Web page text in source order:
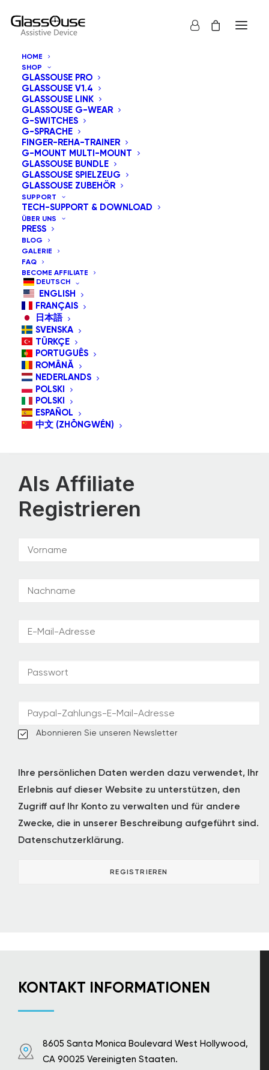
HOME
SHOP
GLASSOUSE PRO
GLASSOUSE V1.4
GLASSOUSE LINK
GLASSOUSE G-WEAR
G-SWITCHES
G-SPRACHE
FINGER-REHA-TRAINER
G-MOUNT MULTI-MOUNT
GLASSOUSE BUNDLE
GLASSOUSE SPIELZEUG
GLASSOUSE ZUBEHÖR
SUPPORT
TECH-SUPPORT & DOWNLOAD
ÜBER UNS
PRESS
BLOG
GALERIE
FAQ
BECOME AFFILIATE
DEUTSCH
ENGLISH
FRANÇAIS
日本語
SVENSKA
TÜRKÇE
PORTUGUÊS
ROMÂNĂ
NEDERLANDS
POLSKI
POLSKI
ESPAÑOL
中文 (ZHŌNGWÉN)
PARTNER-DASHBOARD
Anmelden
Benutzername oder E-Mail-Adresse
Passwort *
Angemeldet bleiben
Passwort vergessen?
Als Affiliate
Registrieren
Abonnieren Sie unseren Newsletter
Ihre persönlichen Daten werden dazu verwendet, Ihr
Erlebnis auf dieser Website zu unterstützen, den
Zugriff auf Ihr Konto zu verwalten und für andere
Zwecke, die in unserer Beschreibung aufgeführt sind.
Datenschutzerklärung.
KONTAKT INFORMATIONEN
8605 Santa Monica Boulevard West Hollywood,
CA 90025 Vereinigten Staaten.